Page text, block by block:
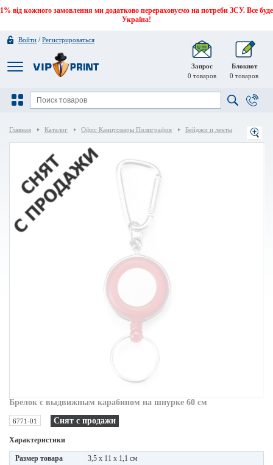
1% від кожного замовлення ми додатково перераховуємо на потреби ЗСУ. Все буде
Україна!
Войти /Регистрироваться
Запрос
0 товаров
Блокнот
0 товаров
Главная Каталог Офис Канцтовары Полиграфия Бейджи и ленты
Брелок с выдвижным карабином на шнурке 60 см
6771-01 Снят с продажи
Характеристики
Размер товара
3,5 x 11 x 1,1 см